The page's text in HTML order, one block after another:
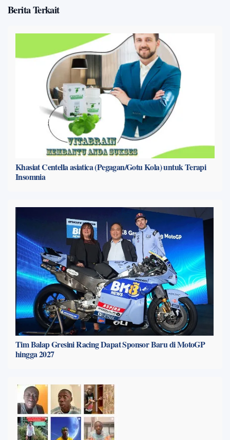
Berita Terkait
Khasiat Centella asiatica (Pegagan/Gotu Kola) untuk Terapi
Insomnia
Tim Balap Gresini Racing Dapat Sponsor Baru di MotoGP
hingga 2027